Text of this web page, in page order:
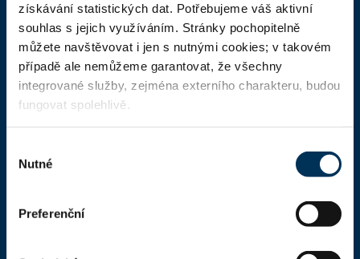
získávání statistických dat. Potřebujeme váš aktivní
souhlas s jejich využíváním. Stránky pochopitelně
můžete navštěvovat i jen s nutnými cookies; v takovém
případě ale nemůžeme garantovat, že všechny
integrované služby, zejména externího charakteru, budou
fungovat spolehlivě.
souhlasu
Nutné
Preferenční
ČAK
Domů
Advokátní deník